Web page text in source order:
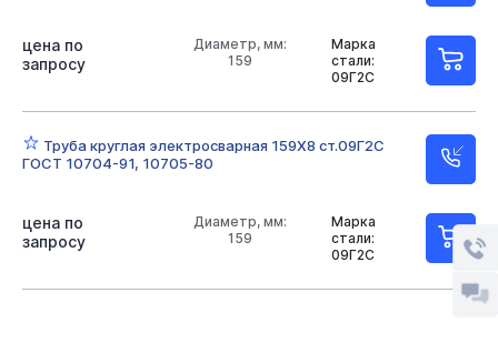
Марка
стали:
09Г2С
Диаметр, мм:
159
цена по
запросу
Труба круглая электросварная 159Х8 ст.09Г2С
ГОСТ 10704-91, 10705-80
Марка
стали:
09Г2С
Диаметр, мм:
159
цена по
запросу